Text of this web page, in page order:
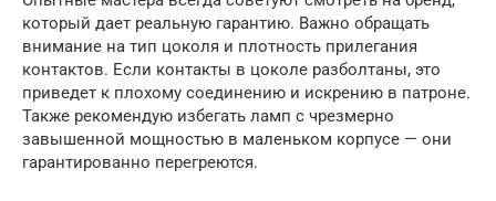
который дает реальную гарантию. Важно обращать
внимание на тип цоколя и плотность прилегания
контактов. Если контакты в цоколе разболтаны, это
приведет к плохому соединению и искрению в патроне.
Также рекомендую избегать ламп с чрезмерно
завышенной мощностью в маленьком корпусе — они
гарантированно перегреются.